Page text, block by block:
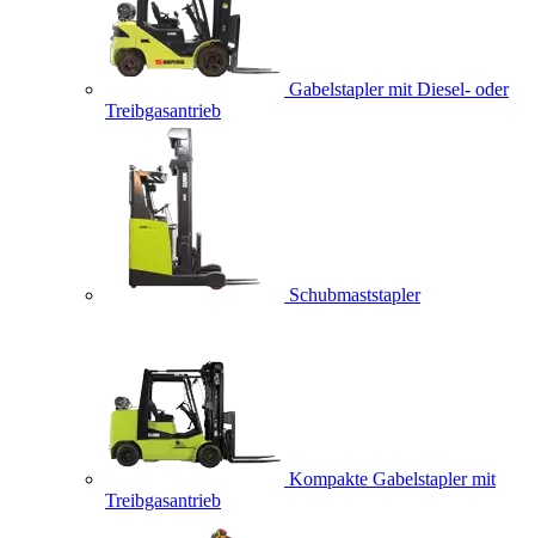
Gabelstapler mit Diesel- oder
Treibgasantrieb
Schubmaststapler
Kompakte Gabelstapler mit
Treibgasantrieb